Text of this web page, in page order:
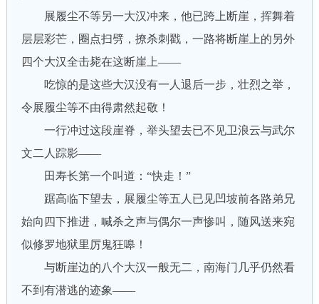
展履尘不等另一大汉冲来，他已跨上断崖，挥舞着
层层彩芒，圈点扫劈，撩杀刺戳，一路将断崖上的另外
四个大汉全击毙在这断崖上——
吃惊的是这些大汉没有一人退后一步，壮烈之举，
令展履尘等不由得肃然起敬！
一行冲过这段崖脊，举头望去已不见卫浪云与武尔
文二人踪影——
田寿长第一个叫道：“快走！”
踞高临下望去，展履尘等五人已见凹坡前各路弟兄
始向四下推进，喊杀之声与偶尔一声惨叫，随风送来宛
似修罗地狱里厉鬼狂嗥！
与断崖边的八个大汉一般无二，南海门几乎仍然看
不到有潜逃的迹象——